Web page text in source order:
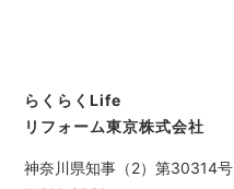
らくらくLife
リフォーム東京株式会社
神奈川県知事（2）第30314号